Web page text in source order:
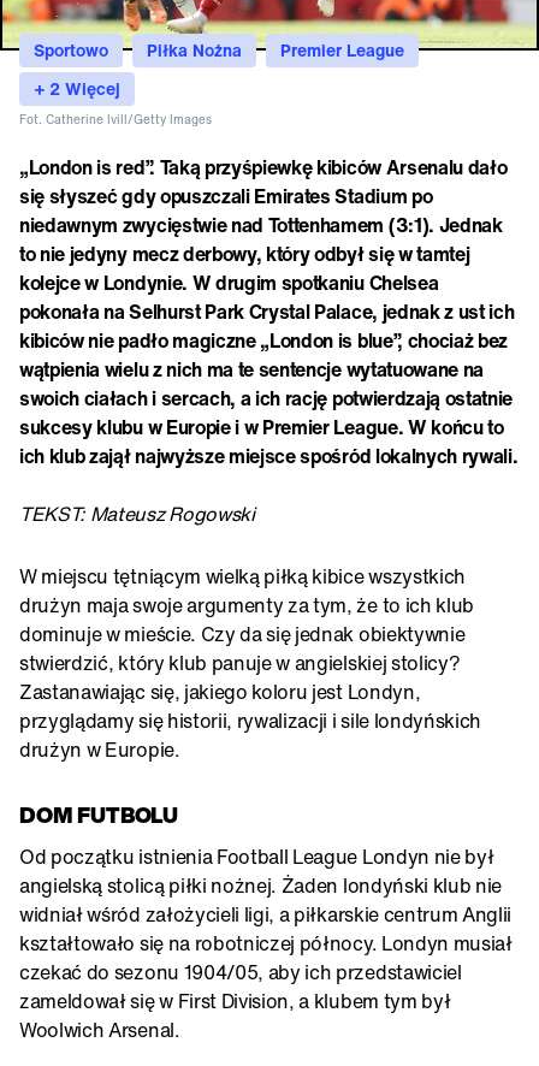
Sportowo Piłka Nożna
Premier League
+ 2 Więcej
Fot. Catherine Ivill/Getty Images
„London is red”. Taką przyśpiewkę kibiców Arsenalu dało
się słyszeć gdy opuszczali Emirates Stadium po
niedawnym zwycięstwie nad Tottenhamem (3:1). Jednak
to nie jedyny mecz derbowy, który odbył się w tamtej
kolejce w Londynie. W drugim spotkaniu Chelsea
pokonała na Selhurst Park Crystal Palace, jednak z ust ich
kibiców nie padło magiczne „London is blue”, chociaż bez
wątpienia wielu z nich ma te sentencje wytatuowane na
swoich ciałach i sercach, a ich rację potwierdzają ostatnie
sukcesy klubu w Europie i w Premier League. W końcu to
ich klub zajął najwyższe miejsce spośród lokalnych rywali.
TEKST: Mateusz Rogowski
W miejscu tętniącym wielką piłką kibice wszystkich
drużyn maja swoje argumenty za tym, że to ich klub
dominuje w mieście. Czy da się jednak obiektywnie
stwierdzić, który klub panuje w angielskiej stolicy?
Zastanawiając się, jakiego koloru jest Londyn,
przyglądamy się historii, rywalizacji i sile londyńskich
drużyn w Europie.
DOM FUTBOLU
Od początku istnienia Football League Londyn nie był
angielską stolicą piłki nożnej. Żaden londyński klub nie
widniał wśród założycieli ligi, a piłkarskie centrum Anglii
kształtowało się na robotniczej północy. Londyn musiał
czekać do sezonu 1904/05, aby ich przedstawiciel
zameldował się w First Division, a klubem tym był
Woolwich Arsenal.